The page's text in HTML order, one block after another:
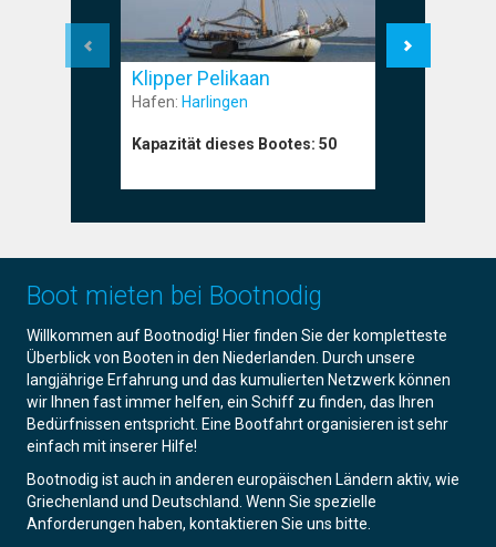
Klipper Pelikaan
Hafen: Harlingen
Kapazität dieses Bootes: 50
Boot mieten bei Bootnodig
Willkommen auf Bootnodig! Hier finden Sie der kompletteste
Überblick von Booten in den Niederlanden. Durch unsere
langjährige Erfahrung und das kumulierten Netzwerk können
wir Ihnen fast immer helfen, ein Schiff zu finden, das Ihren
Bedürfnissen entspricht. Eine Bootfahrt organisieren ist sehr
einfach mit inserer Hilfe!
Bootnodig ist auch in anderen europäischen Ländern aktiv, wie
Griechenland und Deutschland. Wenn Sie spezielle
Anforderungen haben, kontaktieren Sie uns bitte.